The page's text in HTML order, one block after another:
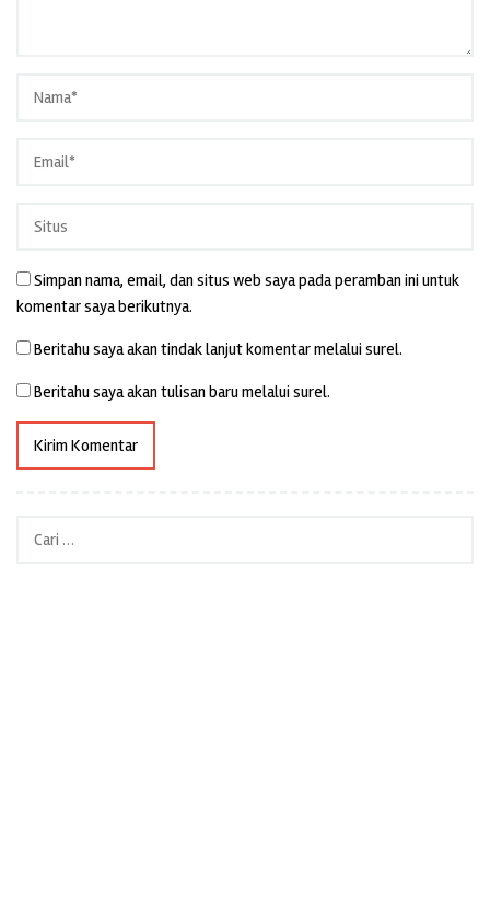
Simpan nama, email, dan situs web saya pada peramban ini untuk
komentar saya berikutnya.
Beritahu saya akan tindak lanjut komentar melalui surel.
Beritahu saya akan tulisan baru melalui surel.